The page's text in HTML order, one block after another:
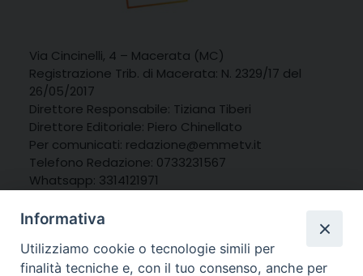
Via Cincinelli, 4 – Macerata (MC)
Registrazione Trib. di Macerata: N. 2329/17 del
26/05/2017
Direttore Responsabile: Tiziana Tiberi
Direttore Editoriale: Piero Chinellato
Per comunicati: redazione@emmetv.it
Telefono Redazione: 0733231567
Whatsapp: 3314121971
Informativa
Utilizziamo cookie o tecnologie simili per
finalità tecniche e, con il tuo consenso, anche per